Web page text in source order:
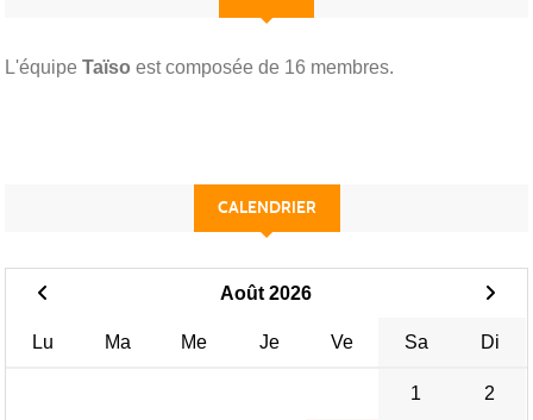
L'équipe Taïso est composée de 16 membres.
CALENDRIER
Août 2026
Lu Ma Me Je Ve Sa Di
1 2